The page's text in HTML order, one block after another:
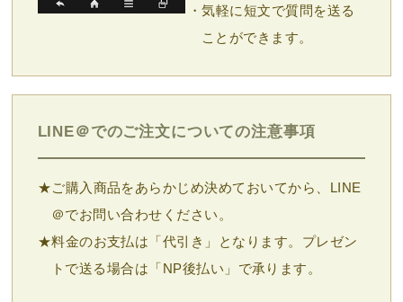
・気軽に短文で質問を送る
ことができます。
LINE＠でのご注文についての注意事項
★ご購入商品をあらかじめ決めておいてから、LINE
＠でお問い合わせください。
★料金のお支払は「代引き」となります。プレゼン
トで送る場合は「NP後払い」で承ります。